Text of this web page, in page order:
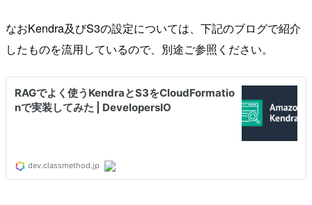
なおKendra及びS3の設定については、下記のブログで紹介
したものを流用しているので、別途ご参照ください。